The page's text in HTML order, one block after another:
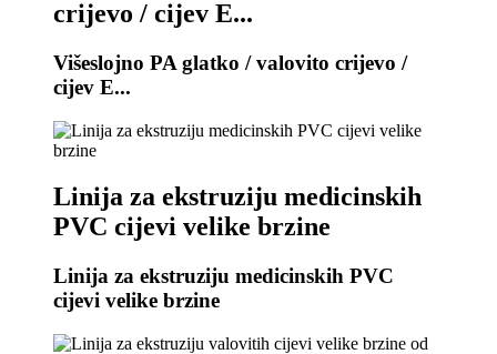
crijevo / cijev E...
Višeslojno PA glatko / valovito crijevo /
cijev E...
Linija za ekstruziju medicinskih
PVC cijevi velike brzine
Linija za ekstruziju medicinskih PVC
cijevi velike brzine